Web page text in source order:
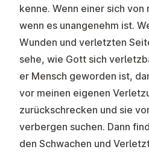
kenne. Wenn einer sich von
wenn es unangenehm ist.
Wunden und verletzten
sehe, wie Gott sich
er Mensch geworden ist,
vor meinen eigenen
zurückschrecken und sie
verbergen suchen. Dann
den Schwachen und